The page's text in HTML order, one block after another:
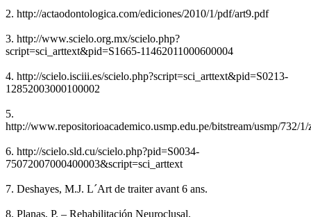
2. http://actaodontologica.com/ediciones/2010/1/pdf/art9.pdf
3. http://www.scielo.org.mx/scielo.php?
script=sci_arttext&pid=S1665-11462011000600004
4. http://scielo.isciii.es/scielo.php?script=sci_arttext&pid=S0213-
12852003000100002
5.
http://www.repositorioacademico.usmp.edu.pe/bitstream/usmp/732/
6. http://scielo.sld.cu/scielo.php?pid=S0034-
75072007000400003&script=sci_arttext
7. Deshayes, M.J. L´Art de traiter avant 6 ans.
8. Planas, P. – Rehabilitación Neuroclusal.